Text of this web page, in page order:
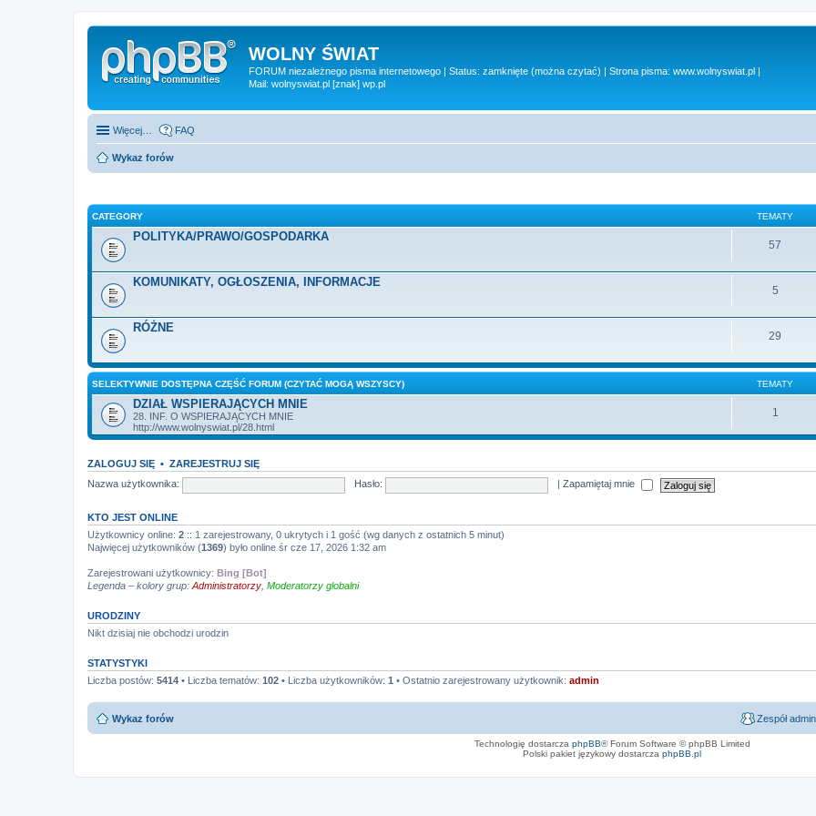
WOLNY ŚWIAT
FORUM niezależnego pisma internetowego | Status: zamknięte (można czytać) | Strona pisma: www.wolnyswiat.pl |
Mail: wolnyswiat.pl [znak] wp.pl
Więcej… FAQ
Wykaz forów
CATEGORY TEMATY
POLITYKA/PRAWO/GOSPODARKA
57
KOMUNIKATY, OGŁOSZENIA, INFORMACJE
5
RÓŻNE
29
SELEKTYWNIE DOSTĘPNA CZĘŚĆ FORUM (CZYTAĆ MOGĄ WSZYSCY) TEMATY
DZIAŁ WSPIERAJĄCYCH MNIE
28. INF. O WSPIERAJĄCYCH MNIE
http://www.wolnyswiat.pl/28.html
1
ZALOGUJ SIĘ • ZAREJESTRUJ SIĘ
Nazwa użytkownika:
Hasło: Zapamiętaj mnie
KTO JEST ONLINE
Użytkownicy online: 2 :: 1 zarejestrowany, 0 ukrytych i 1 gość (wg danych z ostatnich 5 minut)
Najwięcej użytkowników (1369) było online śr cze 17, 2026 1:32 am
Zarejestrowani użytkownicy: Bing [Bot]
Legenda – kolory grup: Administratorzy Moderatorzy globalni
URODZINY
Nikt dzisiaj nie obchodzi urodzin
STATYSTYKI
Liczba postów: 5414 • Liczba tematów: 102 • Liczba użytkowników: 1 • Ostatnio zarejestrowany użytkownik: admin
Wykaz forów Zespół
Technologię dostarcza phpBB® Forum Software © phpBB Limited
Polski pakiet językowy dostarcza phpBB.pl